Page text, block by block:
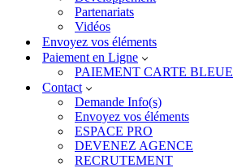
Partenariats
Vidéos
Envoyez vos éléments
Paiement en Ligne
PAIEMENT CARTE BLEUE
Contact
Demande Info(s)
Envoyez vos éléments
ESPACE PRO
DEVENEZ AGENCE
RECRUTEMENT